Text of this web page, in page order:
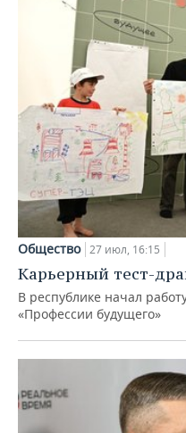
Общество 27 июл, 16:15
Карьерный тест-
В республике начал
«Профессии будущего»